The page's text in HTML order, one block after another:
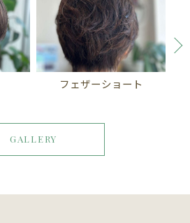
フェザーショート
GALLERY